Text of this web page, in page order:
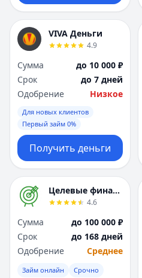
VIVA Деньги
4.9
Сумма
до 10 000 ₽
Срок
до 7 дней
Одобрение
Низкое
Для новых клиентов
Первый займ 0%
Получить деньги
Целевые финансы
4.6
Сумма
до 100 000 ₽
Срок
до 168 дней
Одобрение
Среднее
Займ онлайн Срочно